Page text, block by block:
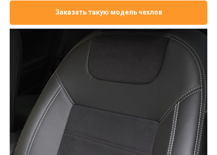
Заказать такую модель чехлов